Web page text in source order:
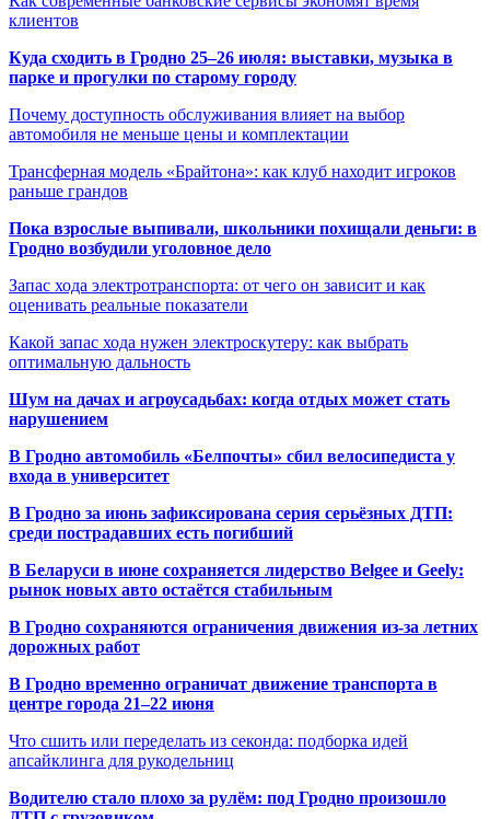
клиентов
Куда сходить в Гродно 25–26 июля: выставки, музыка в
парке и прогулки по старому городу
Почему доступность обслуживания влияет на выбор
автомобиля не меньше цены и комплектации
Трансферная модель «Брайтона»: как клуб находит игроков
раньше грандов
Пока взрослые выпивали, школьники похищали деньги: в
Гродно возбудили уголовное дело
Запас хода электротранспорта: от чего он зависит и как
оценивать реальные показатели
Какой запас хода нужен электроскутеру: как выбрать
оптимальную дальность
Шум на дачах и агроусадьбах: когда отдых может стать
нарушением
В Гродно автомобиль «Белпочты» сбил велосипедиста у
входа в университет
В Гродно за июнь зафиксирована серия серьёзных ДТП:
среди пострадавших есть погибший
В Беларуси в июне сохраняется лидерство Belgee и Geely:
рынок новых авто остаётся стабильным
В Гродно сохраняются ограничения движения из-за летних
дорожных работ
В Гродно временно ограничат движение транспорта в
центре города 21–22 июня
Что сшить или переделать из секонда: подборка идей
апсайклинга для рукодельниц
Водителю стало плохо за рулём: под Гродно произошло